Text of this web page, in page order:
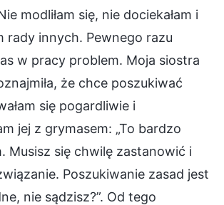
modliłam się, nie dociekałam i
rady innych. Pewnego razu
w pracy problem. Moja siostra
że chce poszukiwać
się pogardliwie i
jej z grymasem: „To bardzo
Musisz się chwilę zastanowić i
Poszukiwanie zasad jest
nie sądzisz?”. Od tego